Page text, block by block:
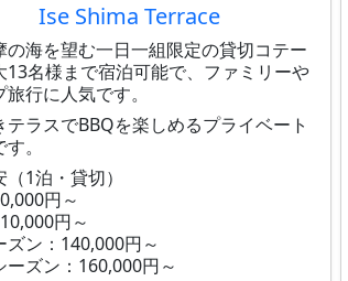
Ise Shima Terrace
の海を望む一日一組限定の貸切コテー
13名様まで宿泊可能で、ファミリーや
行に人気です。
テラスでBBQを楽しめるプライベート
。
1泊・貸切）
円～
円～
ズン：140,000円～
ーズン：160,000円～